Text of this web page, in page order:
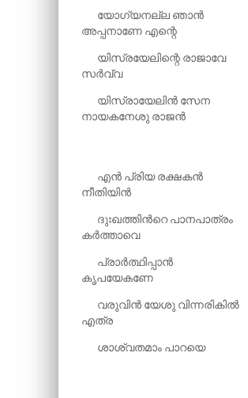
യോഗ്യനല്ല ഞാൻ
അപ്പനാണേ എന്റെ
യിസ്രയേലിന്റെ രാജാവേ
സർവ്വ
യിസ്രായേലിൻ സേന
നായകനേശു രാജൻ
എൻ പ്രിയ രക്ഷകൻ
നീതിയിൻ
ദുഃഖത്തിന്‍റെ പാനപാത്രം
കർത്താവെ
പ്രാർത്ഥ‍ിപ്പാൻ
കൃപയേകണേ
വരുവിൻ യേശു വിന്നരികിൽ
എത്ര
ശാശ്വതമാം പാറയെ